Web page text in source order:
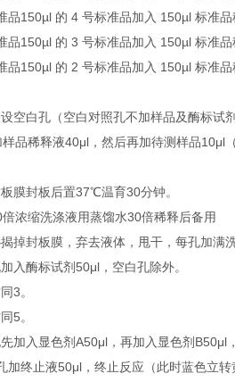
品150µl 的 4 号标准品加入 150µl 标准品
品150µl 的 3 号标准品加入 150µl 标准品
品150µl 的 2 号标准品加入 150µl 标准品
空白孔（空白对照孔不加样品及酶标试
品稀释液40μl，然后再加待测样品10μl
膜封板后置37℃温育30分钟。
浓缩洗涤液用蒸馏水30倍稀释后备用
掉封板膜，弃去液体，甩干，每孔加满
入酶标试剂50μl，空白孔除外。
3。
5。
加入显色剂A50μl，再加入显色剂
加终止液50μl，终止反应（此时蓝色立转